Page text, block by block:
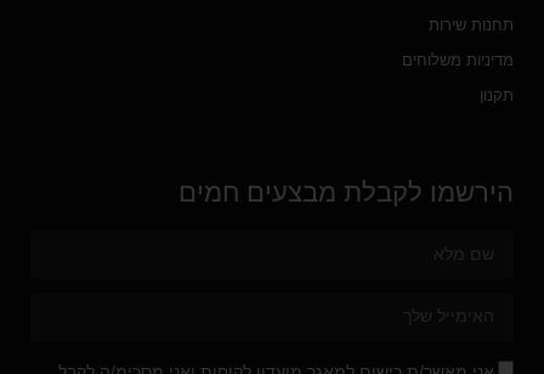
תחנות שירות
מדיניות משלוחים
תקנון
הירשמו לקבלת מבצעים חמים